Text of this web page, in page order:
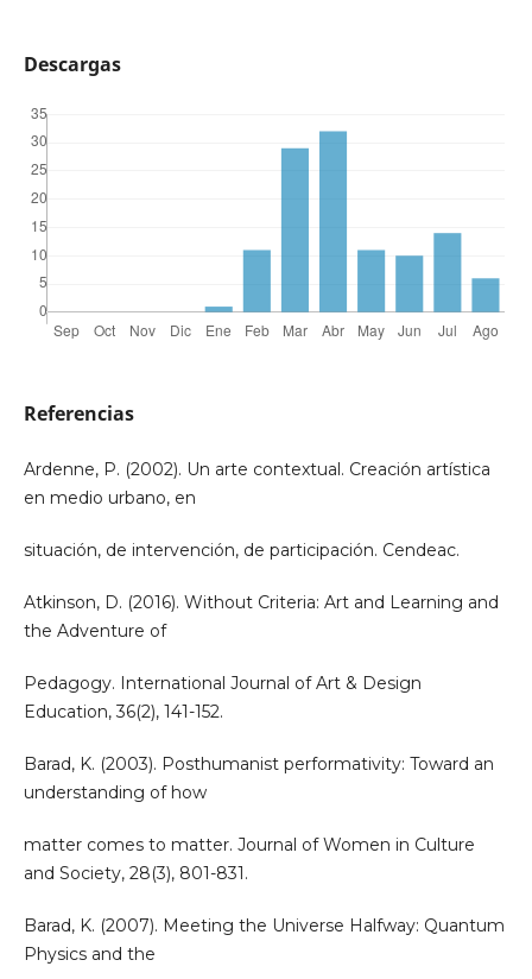
Descargas
Referencias
Ardenne, P. (2002). Un arte contextual. Creación artística
en medio urbano, en
situación, de intervención, de participación. Cendeac.
Atkinson, D. (2016). Without Criteria: Art and Learning and
the Adventure of
Pedagogy. International Journal of Art & Design
Education, 36(2), 141-152.
Barad, K. (2003). Posthumanist performativity: Toward an
understanding of how
matter comes to matter. Journal of Women in Culture
and Society, 28(3), 801-831.
Barad, K. (2007). Meeting the Universe Halfway: Quantum
Physics and the